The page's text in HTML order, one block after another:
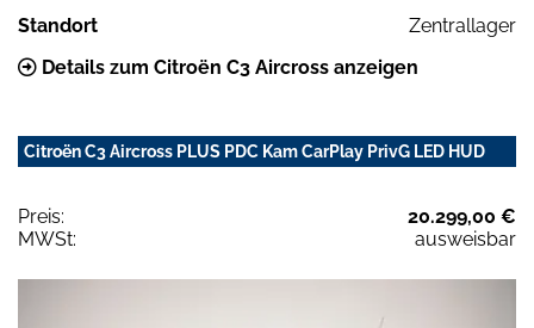
Standort
Zentrallager
Details zum Citroën C3 Aircross anzeigen
Citroën C3 Aircross PLUS PDC Kam CarPlay PrivG LED HUD
Preis:
20.299,00 €
MWSt:
ausweisbar